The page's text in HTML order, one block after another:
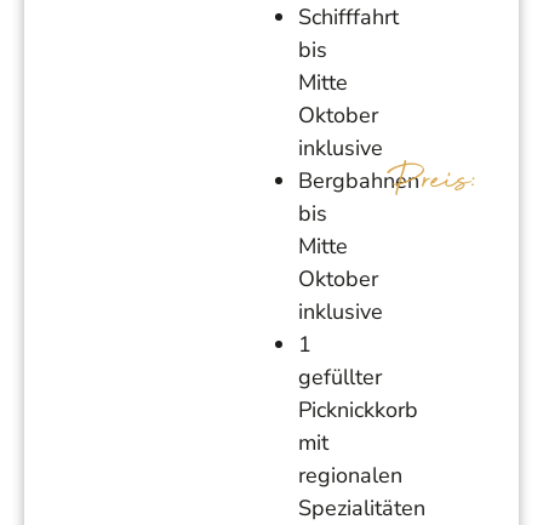
Schifffahrt
bis
Mitte
Oktober
inklusive
Bergbahnen
bis
Mitte
Oktober
inklusive
1
gefüllter
Picknickkorb
mit
regionalen
Spezialitäten
Preis: